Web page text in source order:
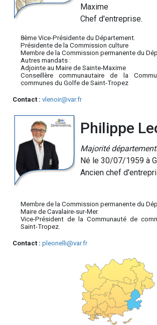
Maxime
Chef d'entreprise.
8ème Vice-Présidente du Département.
Présidente de la Commission culture
Membre de la Commission permanente du
Autres mandats :
Adjointe au Maire de Sainte-Maxime
Conseillère communautaire de la
communes du Golfe de Saint-Tropez
Contact : vlenoir@var.fr
Philippe
Majorité
Né le 30/07/1959 à
Ancien chef
Membre de la Commission permanente du
Maire de Cavalaire-sur-Mer.
Vice-Président de la Communauté de
Saint-Tropez.
Contact : pleonelli@var.fr